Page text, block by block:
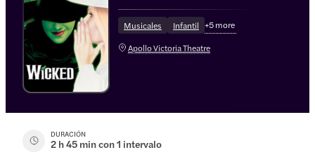
Musicales Infantil +5more
Apollo Victoria Theatre
DURACIÓN
2 h 45 min con 1 intervalo